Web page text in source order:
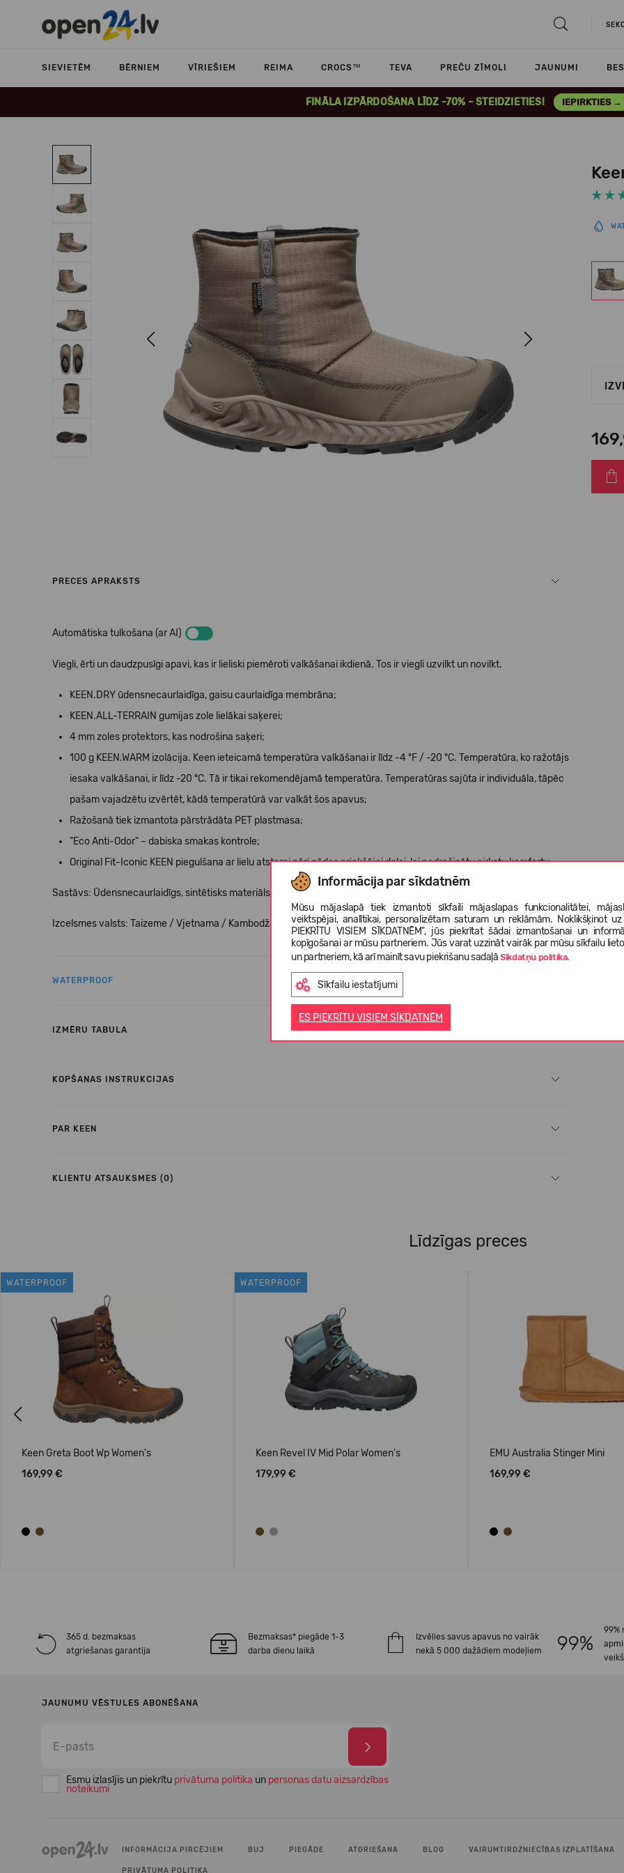
SIEVIETĒM BĒRNIEM VĪRIEŠIEM REIMA CROCS™ TEVA PREČU ZĪMOLI JAUNUMI
FINĀLA IZPĀRDOŠANA LĪDZ -70% – STEIDZIETIES! IEPIRKTIES →
Informācija par sīkdatnēm
Mūsu mājaslapā tiek izmantoti sīkfaili mājaslapas funkcionalitātei,
veiktspējai, analītikai, personalizētam saturam un reklāmām. Noklikšķinot
PIEKRĪTU VISIEM SĪKDATNĒM", jūs piekrītat šādai izmantošanai un
kopīgošanai ar mūsu partneriem. Jūs varat uzzināt vairāk par mūsu sīkfailu
un partneriem, kā arī mainīt savu piekrišanu sadaļāSīkdatņu politika.
Sīkfailu iestatījumi
ES PIEKRĪTU VISIEM SĪKDATNĒM
Previous Next
PRECES APRAKSTS
Automātiska tulkošana (ar AI)
Viegli, ērti un daudzpusīgi apavi, kas ir lieliski piemēroti valkāšanai ikdienā. Tos ir viegli uzvilkt un novilkt.
KEEN.DRY ūdensnecaurlaidīga, gaisu caurlaidīga membrāna;
KEEN.ALL-TERRAIN gumijas zole lielākai saķerei;
4 mm zoles protektors, kas nodrošina saķeri;
100 g KEEN.WARM izolācija. Keen ieteicamā temperatūra valkāšanai ir līdz -4 °F / -20 °C. Temperatūra, ko ražotājs
iesaka valkāšanai, ir līdz -20 °C. Tā ir tikai rekomendējamā temperatūra. Temperatūras sajūta ir individuāla, tāpēc
pašam vajadzētu izvērtēt, kādā temperatūrā var valkāt šos apavus;
Ražošanā tiek izmantota pārstrādāta PET plastmasa;
"Eco Anti-Odor" – dabiska smakas kontrole;
Original Fit-Iconic KEEN piegulšana ar lielu atstarpi pāri pēdas priekšējai daļai, lai nodrošinātu pirkstu komfortu.
Sastāvs: Ūdensnecaurlaidīgs, sintētisks materiāls, elastīgas gumijas vieglai uzvilšanai un novilkšanai.
Izcelsmes valsts: Taizeme / Vjetnama / Kambodža.
WATERPROOF
IZMĒRU TABULA
KOPŠANAS INSTRUKCIJAS
PAR KEEN
KLIENTU ATSAUKSMES (0)
Līdzīgas preces
WATERPROOF
Keen Greta Boot Wp Women's
169,99 €
WATERPROOF
Keen Revel IV Mid Polar Women's
179,99 €
EMU Australia Stinger Mini
169,99 €
365 d. bezmaksas
atgriešanas garantija
Bezmaksas* piegāde 1-3
darba dienu laikā
Izvēlies savus apavus no vairāk
nekā 5 000 dažādiem modeļiem
99%
JAUNUMU VĒSTULES ABONĒŠANA
Esmu izlasījis un piekrītu privātuma politika un personas datu aizsardzības
noteikumi
INFORMĀCIJA PIRCĒJIEM BUJ PIEGĀDE ATGRIEŠANA BLOG VAIRUMTIRDZNIECĪBAS IZPLATĪŠANA
PRIVĀTUMA POLITIKA